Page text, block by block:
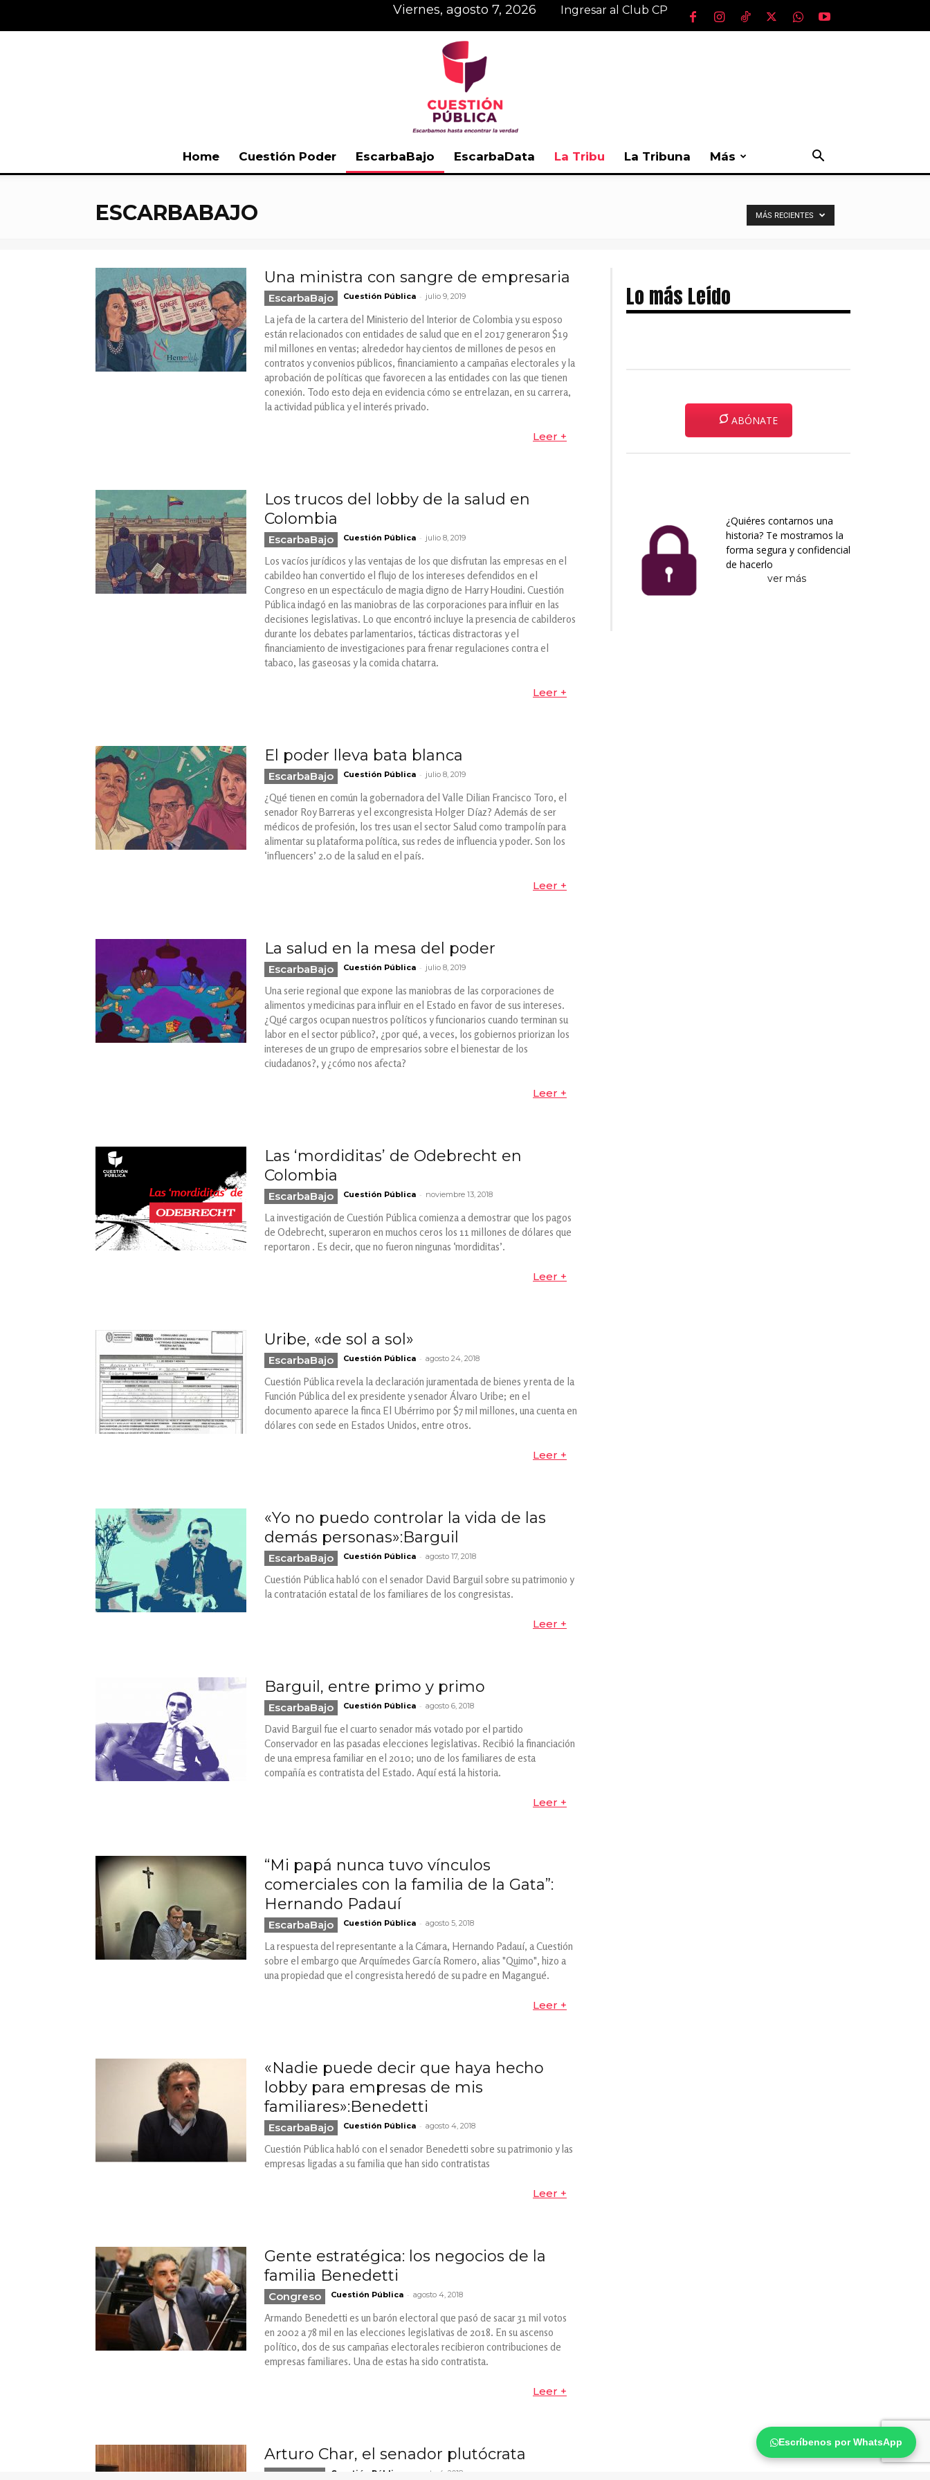
Escríbenos por WhatsApp
viernes, agosto 7, 2026 Ingresar al Club CP
Pública
Home Cuestión Poder EscarbaBajo EscarbaData La Tribu La Tribuna Más
ESCARBABAJO MÁS RECIENTES
Una ministra con sangre de empresaria
EscarbaBajo Cuestión Pública - julio 9, 2019
La jefa de la cartera del Ministerio del Interior de Colombia y su esposo
están relacionados con entidades de salud que en el 2017 generaron $19
mil millones en ventas; alrededor hay cientos de millones de pesos en
contratos y convenios públicos, financiamiento a campañas electorales y la
aprobación de políticas que favorecen a las entidades con las que tienen
conexión. Todo esto deja en evidencia cómo se entrelazan, en su carrera,
la actividad pública y el interés privado.
Leer +
Los trucos del lobby de la salud en
Colombia
EscarbaBajo Cuestión Pública - julio 8, 2019
Los vacíos jurídicos y las ventajas de los que disfrutan las empresas en el
cabildeo han convertido el flujo de los intereses defendidos en el
Congreso en un espectáculo de magia digno de Harry Houdini. Cuestión
Pública indagó en las maniobras de las corporaciones para influir en las
decisiones legislativas. Lo que encontró incluye la presencia de cabilderos
durante los debates parlamentarios, tácticas distractoras y el
financiamiento de investigaciones para frenar regulaciones contra el
tabaco, las gaseosas y la comida chatarra.
Leer +
El poder lleva bata blanca
EscarbaBajo Cuestión Pública - julio 8, 2019
¿Qué tienen en común la gobernadora del Valle Dilian Francisco Toro, el
senador Roy Barreras y el excongresista Holger Díaz? Además de ser
médicos de profesión, los tres usan el sector Salud como trampolín para
alimentar su plataforma política, sus redes de influencia y poder. Son los
‘influencers’ 2.0 de la salud en el país.
Leer +
La salud en la mesa del poder
EscarbaBajo Cuestión Pública - julio 8, 2019
Una serie regional que expone las maniobras de las corporaciones de
alimentos y medicinas para influir en el Estado en favor de sus intereses.
¿Qué cargos ocupan nuestros políticos y funcionarios cuando terminan su
labor en el sector público?, ¿por qué, a veces, los gobiernos priorizan los
intereses de un grupo de empresarios sobre el bienestar de los
ciudadanos?, y ¿cómo nos afecta?
Leer +
Las ‘mordiditas’ de Odebrecht en
Colombia
EscarbaBajo Cuestión Pública - noviembre 13, 2018
La investigación de Cuestión Pública comienza a demostrar que los pagos
de Odebrecht, superaron en muchos ceros los 11 millones de dólares que
reportaron . Es decir, que no fueron ningunas ‘mordiditas’.
Leer +
Uribe, «de sol a sol»
EscarbaBajo Cuestión Pública - agosto 24, 2018
Cuestión Pública revela la declaración juramentada de bienes y renta de la
Función Pública del ex presidente y senador Álvaro Uribe; en el
documento aparece la finca El Ubérrimo por $7 mil millones, una cuenta en
dólares con sede en Estados Unidos, entre otros.
Leer +
«Yo no puedo controlar la vida de las
demás personas»:Barguil
EscarbaBajo Cuestión Pública - agosto 17, 2018
Cuestión Pública habló con el senador David Barguil sobre su patrimonio y
la contratación estatal de los familiares de los congresistas.
Leer +
Barguil, entre primo y primo
EscarbaBajo Cuestión Pública - agosto 6, 2018
David Barguil fue el cuarto senador más votado por el partido
Conservador en las pasadas elecciones legislativas. Recibió la financiación
de una empresa familiar en el 2010; uno de los familiares de esta
compañía es contratista del Estado. Aquí está la historia.
Leer +
“Mi papá nunca tuvo vínculos
comerciales con la familia de la Gata”:
Hernando Padauí
EscarbaBajo Cuestión Pública - agosto 5, 2018
La respuesta del representante a la Cámara, Hernando Padauí, a Cuestión
sobre el embargo que Arquímedes García Romero, alias "Quimo", hizo a
una propiedad que el congresista heredó de su padre en Magangué.
Leer +
«Nadie puede decir que haya hecho
lobby para empresas de mis
familiares»:Benedetti
EscarbaBajo Cuestión Pública - agosto 4, 2018
Cuestión Pública habló con el senador Benedetti sobre su patrimonio y las
empresas ligadas a su familia que han sido contratistas
Leer +
Gente estratégica: los negocios de la
familia Benedetti
Congreso Cuestión Pública - agosto 4, 2018
Armando Benedetti es un barón electoral que pasó de sacar 31 mil votos
en 2002 a 78 mil en las elecciones legislativas de 2018. En su ascenso
político, dos de sus campañas electorales recibieron contribuciones de
empresas familiares. Una de estas ha sido contratista.
Leer +
Arturo Char, el senador plutócrata
Congreso Cuestión Pública agosto 4, 2018
Lo más Leído
ABÓNATE
¿Quiéres contarnos una
historia? Te mostramos la
forma segura y confidencial
de hacerlo
ver más